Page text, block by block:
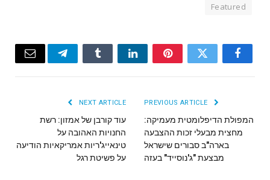
Featured
Facebook
Twitter
Pinterest
LinkedIn
Tumblr
Telegram
Email
המפולת הדיפלומטית מעמיקה:
מחצית מבעלי זכות ההצבעה
בארה"ב סבורים שישראל
מבצעת "ג'נוסייד" בעזה
NEXT ARTICLE
עוד קורבן של אמזון: רשת
החנויות האהובה על
טינאייג'ריות אמריקאיות הודיעה
על פשיטת רגל